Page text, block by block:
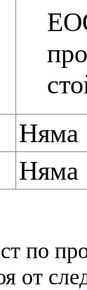
Няма
Няма
по
от